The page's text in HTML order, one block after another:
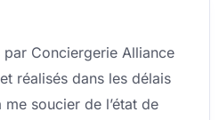
par Conciergerie Alliance
réalisés dans les délais
me soucier de l’état de